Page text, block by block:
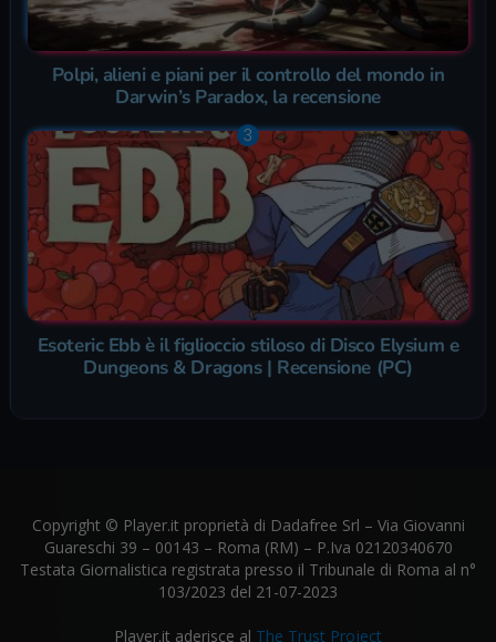
Polpi, alieni e piani per il controllo del mondo in
Darwin’s Paradox, la recensione
Esoteric Ebb è il figlioccio stiloso di Disco Elysium e
Dungeons & Dragons | Recensione (PC)
Copyright © Player.it proprietà di Dadafree Srl – Via Giovanni
Guareschi 39 – 00143 – Roma (RM) – P.Iva 02120340670
Testata Giornalistica registrata presso il Tribunale di Roma al n°
103/2023 del 21-07-2023
Player.it aderisce al The Trust Project